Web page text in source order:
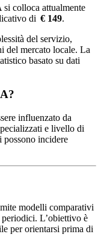
colloca attualmente
di € 149.
del servizio,
del mercato locale. La
basato su dati
influenzato da
e livello di
incidere
modelli comparativi
L’obiettivo è
per orientarsi prima di